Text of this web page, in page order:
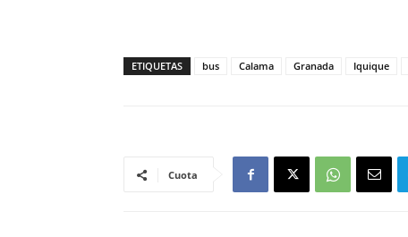
ETIQUETAS bus Calama Granada Iquique
Cuota